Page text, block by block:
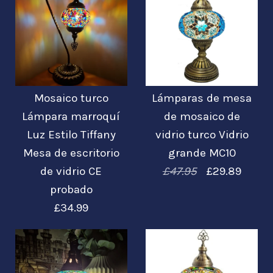
£79.99 £49.95
Más detalles →
Imágenes / /4
Luz de lámpara
marroquí turca
Auténtica mesa de
escritorio de vidrio
estilo Tiffany CE
probada
Imágenes / 5 /6 /7
Mosaico turco
Lámpara marroquí
Luz Estilo Tiffany
Mesa de escritorio
de vidrio CE
probado
Mosaico turco
Lámpara marroquí
Luz Estilo Tiffany
Mesa de escritorio
de vidrio CE
probado
£34.99
Lámparas de mesa
de mosaico de
vidrio turco Vidrio
grande MC10
£47.95
£29.89